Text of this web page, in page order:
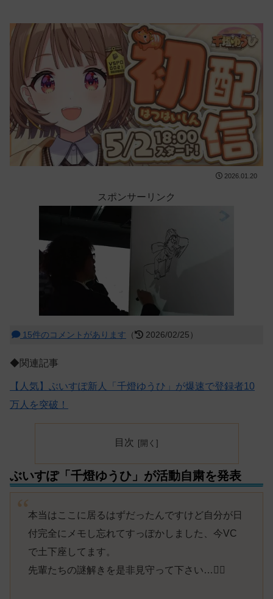
2026.01.20
スポンサーリンク
15件のコメントがあります （ 2026/02/25）
◆関連記事
【人気】ぶいすぽ新人「千燈ゆうひ」が爆速で登録者10
万人を突破！
目次
ぶいすぽ「千燈ゆうひ」が活動自粛を発表
本当はここに居るはずだったんですけど自分が日
付完全にメモし忘れてすっぽかしました、今VC
で土下座してます。
先輩たちの謎解きを是非見守って下さい…🙇‍♂️